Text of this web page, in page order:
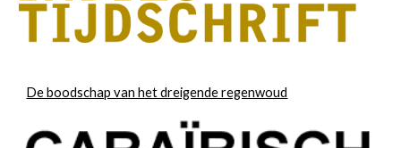
De boodschap van het dreigende regenwoud